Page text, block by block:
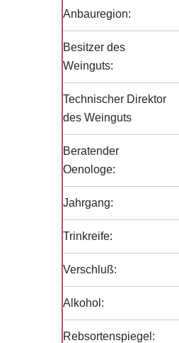
Anbauregion:
Besitzer des
Weinguts:
Technischer Direktor
des Weinguts
Beratender
Oenologe:
Jahrgang:
Trinkreife:
Verschluß:
Alkohol:
Rebsortenspiegel: